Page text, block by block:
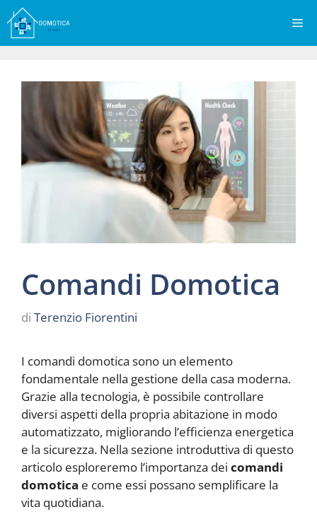
Vai
al
contenuto
Comandi Domotica
di Terenzio Fiorentini
I comandi domotica sono un elemento
fondamentale nella gestione della casa moderna.
Grazie alla tecnologia, è possibile controllare
diversi aspetti della propria abitazione in modo
automatizzato, migliorando l’efficienza energetica
e la sicurezza. Nella sezione introduttiva di questo
articolo esploreremo l’importanza dei comandi
domotica e come essi possano semplificare la
vita quotidiana.